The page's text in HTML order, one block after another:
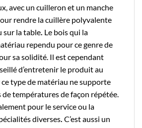
avec un cuilleron et un manche
rendre la cuillère polyvalente
sur la table Le boisqui la
rependu pour ce genre de
sa solidité. Il est cependant
d’entretenir le produit au
type de matériau ne supporte
températures de façon répétée.
pour le service ou la
diverses C’est aussi un